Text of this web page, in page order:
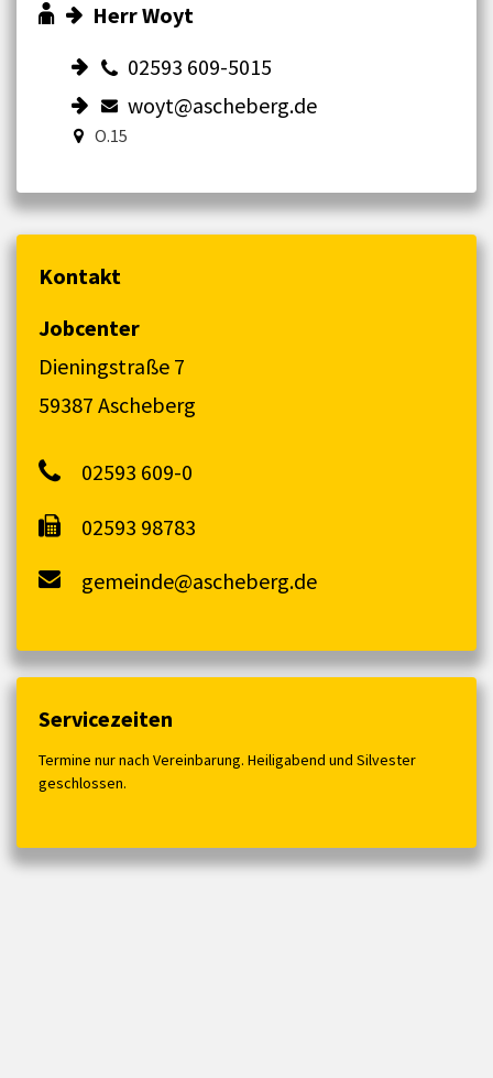
Herr Woyt
02593 609-5015
woyt@ascheberg.de
O.15
Kontakt
Jobcenter
Dieningstraße 7
59387 Ascheberg
02593 609-0
02593 98783
gemeinde@ascheberg.de
Servicezeiten
Termine nur nach Vereinbarung. Heiligabend und Silvester
geschlossen.